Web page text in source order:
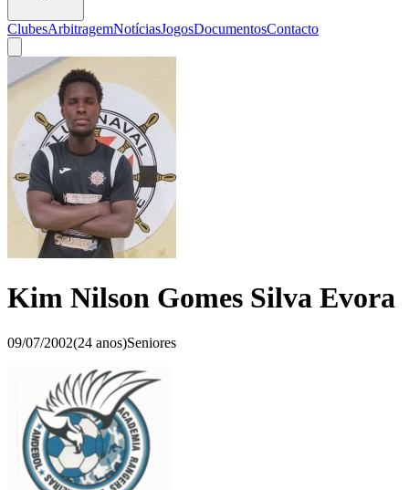
ClubesArbitragemNotíciasJogosDocumentosContacto
Kim Nilson Gomes Silva Evora
09/07/2002(24 anos)Seniores